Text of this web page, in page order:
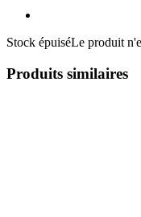
Stock épuiséLe produit
Produits similaires